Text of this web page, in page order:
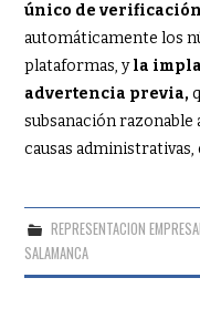
único de
automáticamente los
plataformas, yla
advertencia previa,
subsanación
causas
REPRESENTACION
SALAMANCA